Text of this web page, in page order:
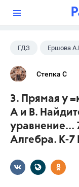
ГДЗ Ершова
Степка С
3. Прямая у
А и В.
уравнение...
Алгебра. К-7